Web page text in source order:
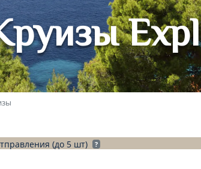
(до 5 шт) ?